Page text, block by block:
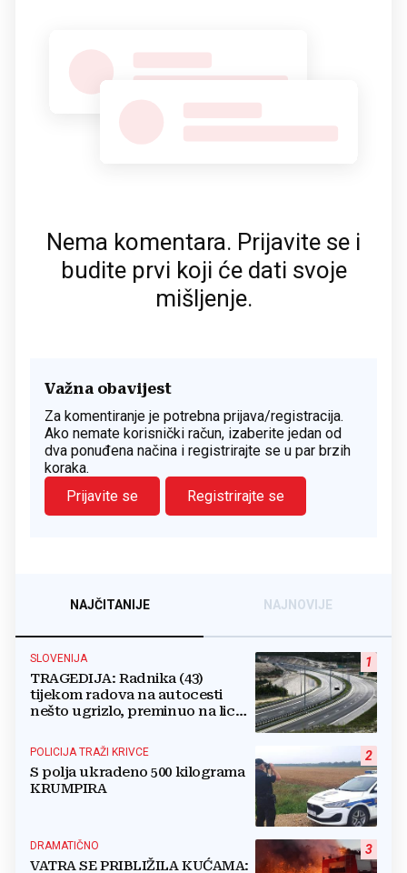
Nema komentara. Prijavite se i
budite prvi koji će dati svoje
mišljenje.
Važna obavijest
Za komentiranje je potrebna prijava/registracija.
Ako nemate korisnički račun, izaberite jedan od
dva ponuđena načina i registrirajte se u par brzih
koraka.
Prijavite se
Registrirajte se
NAJČITANIJE NAJNOVIJE
1
SLOVENIJA
TRAGEDIJA: Radnika (43)
tijekom radova na autocesti
nešto ugrizlo, preminuo na licu
2
POLICIJA TRAŽI KRIVCE
S polja ukradeno 500 kilograma
KRUMPIRA
3
DRAMATIČNO
VATRA SE PRIBLIŽILA KUĆAMA: